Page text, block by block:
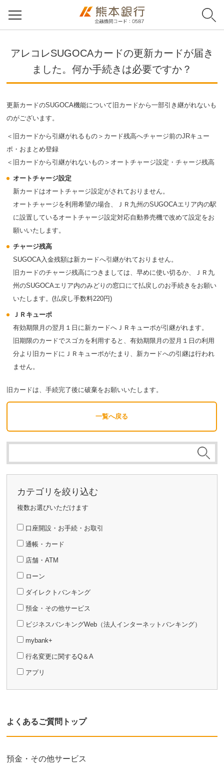
アレコレSUGOCAカードの更新カードが届き
ました。何か手続きは必要ですか？
更新カードのSUGOCA機能について旧カードから一部引き継がれないも
のがございます。
＜旧カードから引継がれるもの＞カード残高へチャージ前のJRキュー
ポ・おまとめ登録
＜旧カードから引継がれないもの＞オートチャージ設定・チャージ残高
オートチャージ設定
新カードはオートチャージ設定がされておりません。
オートチャージを利用希望の場合、ＪＲ九州のSUGOCAエリア内の駅
に設置しているオートチャージ設定対応自動券売機で改めて設定をお
願いいたします。
チャージ残高
SUGOCA入金残額は新カードへ引継がれておりません。
旧カードのチャージ残高につきましては、早めに使い切るか、ＪＲ九
州のSUGOCAエリア内のみどりの窓口にて払戻しのお手続きをお願い
いたします。(払戻し手数料220円)
ＪＲキューポ
有効期限月の翌月１日に新カードへＪＲキューポが引継がれます。
旧期限のカードでスゴカを利用すると、有効期限月の翌月１日の利用
分より旧カードにＪＲキューポがたまり、新カードへの引継は行われ
ません。
旧カードは、手続完了後に破棄をお願いいたします。
一覧へ戻る
カテゴリを絞り込む
複数お選びいただけます
口座開設・お手続・お取引
通帳・カード
店舗・ATM
ローン
ダイレクトバンキング
預金・その他サービス
ビジネスバンキングWeb（法人インターネットバンキング）
mybank+
行名変更に関するQ＆A
アプリ
よくあるご質問トップ
預金・その他サービス